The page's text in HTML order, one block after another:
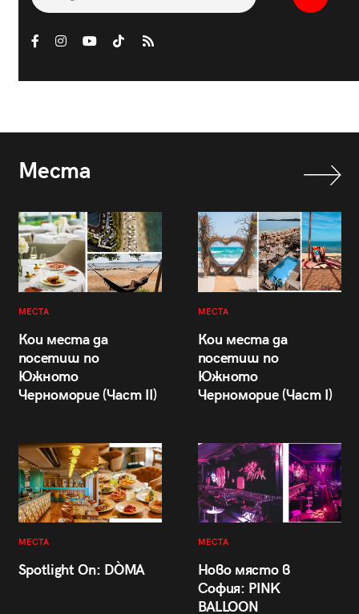
Места
МЕСТА
Кои места да
посетиш по
Южното
Черноморие (Част II)
МЕСТА
Кои места да
посетиш по
Южното
Черноморие (Част I)
МЕСТА
Spotlight On: DÒMA
МЕСТА
Ново място в
София: PINK
BALLOON